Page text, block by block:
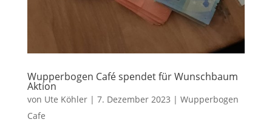
Wupperbogen Café spendet für Wunschbaum
Aktion
von Ute Köhler| 7. Dezember 2023 | Wupperbogen
Cafe